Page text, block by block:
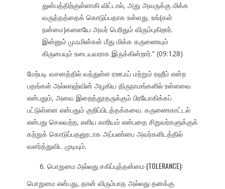
துன்பத்திற்குள்ளாகி விட்டால், அது அவருக்கு மிக்க
வருத்தத்தைக் கொடுப்பதாக உள்ளது. உங்(கள்
நன்மை)களையே அவர் பெரிதும் விரும்புகிறார்.
இன்னும் முஃமின்கள் மீது மிக்க கருணையும்
கிருபையும் உடையவராக இருக்கின்றார்.” (09:128)
மேற்படி வசனத்தில் வந்துள்ள ரஊஃப் மற்றும் ரஹீம் என்ற
பதங்கள் அல்லாஹ்வின் அழகிய திருநாமங்களில் உள்ளவை
என்பதும், அவை இறைத்தூதருக்கும் பிரயோகிக்கப்
பட்டுள்ளன என்பதும் குறிப்பிடத்தக்கவை. கருணைகாட்டல்
என்பது செலவற்ற, எளிய காரியம் என்பதை சிறுவர்களுக்குக்
கற்றுக் கொடுப்பதனூடாக அப்பண்பை அவர்களிடத்தில்
வளர்த்துவிட முடியும்.
பொறுமை அல்லது சகிப்புத்தன்மை (TOLERANCE):
பொறுமை என்பது, தான் விரும்பாத அல்லது தனக்கு